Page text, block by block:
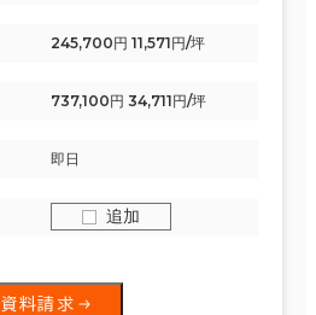
245,700円 11,571円/坪
737,100円 34,711円/坪
即日
追加
資料請求